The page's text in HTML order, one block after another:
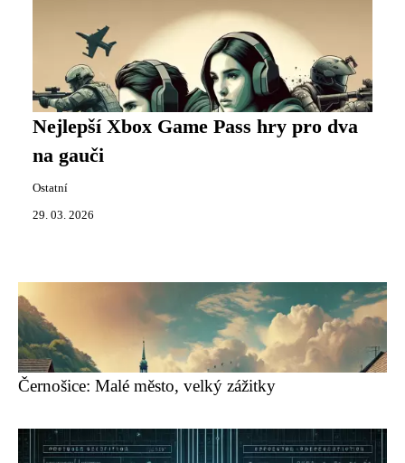
Nejlepší Xbox Game Pass hry pro dva
na gauči
Ostatní
29. 03. 2026
Černošice: Malé město, velký zážitky